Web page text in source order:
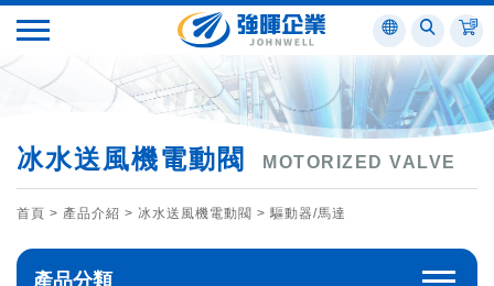
冰水送風機電動閥 MOTORIZED VALVE
首頁 > 產品介紹 > 冰水送風機電動閥 > 驅動器/馬達
產品分類